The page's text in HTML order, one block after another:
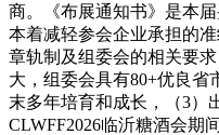
商。《布展通知书》是本
本着减轻参会企业承担的
章轨制及组委会的相关要
大，组委会具有80+优良省
末多年培育和成长，（3）
CLWFF2026临沂糖酒会期